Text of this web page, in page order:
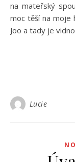
na mateřský
moc těší na moje
Joo a tady je
Lucie